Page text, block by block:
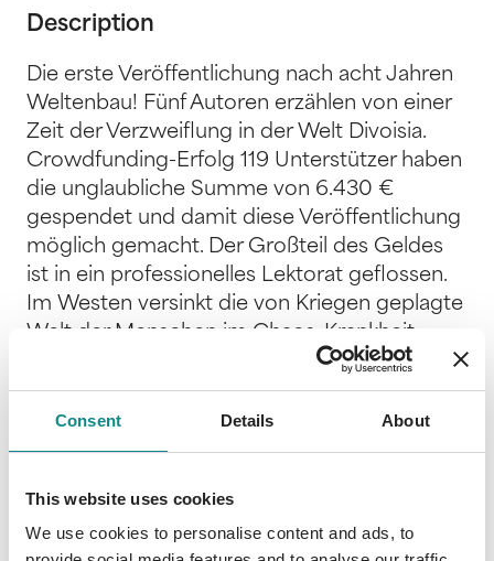
Consent Details About
This website uses cookies
We use cookies to personalise content and ads, to
Description
Die erste Veröffentlichung nach acht Jahren
Weltenbau! Fünf Autoren erzählen von einer
Zeit der Verzweiflung in der Welt Divoisia.
Crowdfunding-Erfolg 119 Unterstützer haben
die unglaubliche Summe von 6.430 €
gespendet und damit diese Veröffentlichung
möglich gemacht. Der Großteil des Geldes
ist in ein professionelles Lektorat geflossen.
Im Westen versinkt die von Kriegen geplagte
Welt der Menschen im Chaos. Krankheit,
Hunger und Gewalt zwingt viele, in die
entlegensten Teile des Kontinents zu ziehen.
Als sie glauben, endlich in Sicherheit zu sein,
erscheinen die Boten des Sturms. Sie
bekannten Welt, aber auch von einem Ort im
hohen Norden voller Liebe und Gnade, an